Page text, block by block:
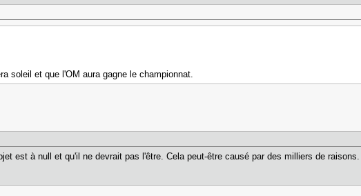
soleil et que l'OM aura gagne le championnat.
est à null et qu'il ne devrait pas l'être. Cela peut-être causé par des milliers de raisons.